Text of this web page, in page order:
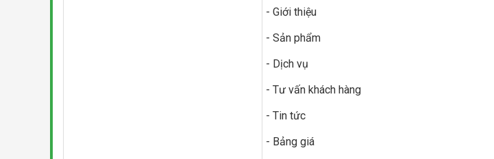
- Giới thiệu
- Sản phẩm
- Dịch vụ
- Tư vấn khách hàng
- Tin tức
- Bảng giá